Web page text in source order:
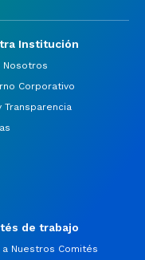
Institución
Nosotros
Corporativo
Transparencia
de trabajo
a Nuestros Comités